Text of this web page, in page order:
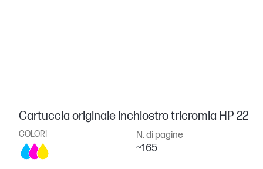
Cartuccia originale inchiostro tricromia HP 22
COLORI N. di pagine
~165